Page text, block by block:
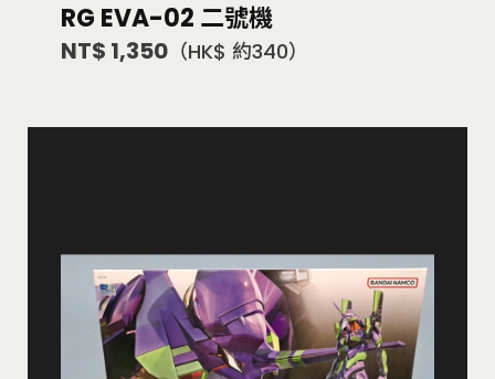
RG EVA-02 二號機
NT$ 1,350 （HK$ 約340）